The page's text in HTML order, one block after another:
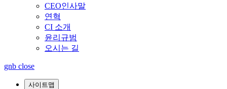
CEO인사말
연혁
CI 소개
윤리규범
오시는 길
gnb close
사이트맵